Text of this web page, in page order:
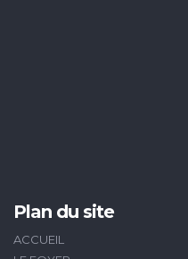
Plan du site
ACCUEIL